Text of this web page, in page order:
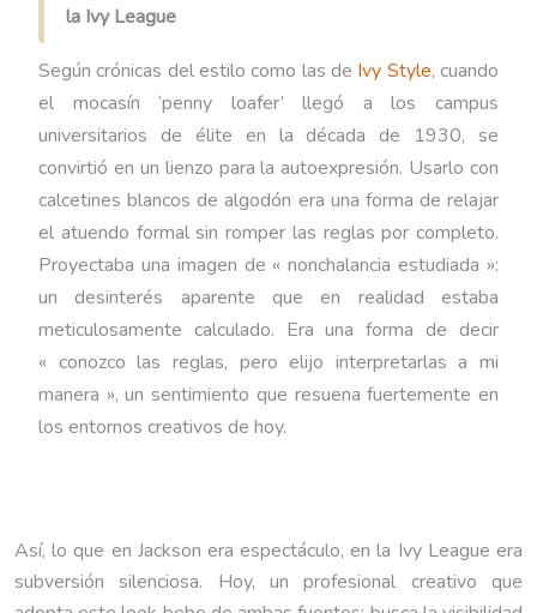
la Ivy League
Según crónicas del estilo como las de Ivy Style, cuando
el mocasín ‘penny loafer’ llegó a los campus
universitarios de élite en la década de 1930, se
convirtió en un lienzo para la autoexpresión. Usarlo con
calcetines blancos de algodón era una forma de relajar
el atuendo formal sin romper las reglas por completo.
Proyectaba una imagen de « nonchalancia estudiada »:
un desinterés aparente que en realidad estaba
meticulosamente calculado. Era una forma de decir
« conozco las reglas, pero elijo interpretarlas a mi
manera », un sentimiento que resuena fuertemente en
los entornos creativos de hoy.
Así, lo que en Jackson era espectáculo, en la Ivy League era
subversión silenciosa. Hoy, un profesional creativo que